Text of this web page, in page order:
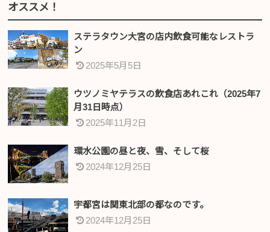
オススメ！
ステラタウン大宮の店内飲食可能なレストラ
ン
2025年5月5日
ウツノミヤテラスの飲食店あれこれ（2025年7
月31日時点）
2025年11月2日
環水公園の昼と夜、雪、そして桜
2024年12月25日
宇都宮は関東北部の都なのです。
2024年12月25日